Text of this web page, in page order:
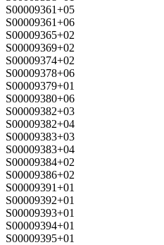
S00009361+05
S00009361+06
S00009365+02
S00009369+02
S00009374+02
S00009378+06
S00009379+01
S00009380+06
S00009382+03
S00009382+04
S00009383+03
S00009383+04
S00009384+02
S00009386+02
S00009391+01
S00009392+01
S00009393+01
S00009394+01
S00009395+01